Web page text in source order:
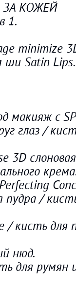
ЗА КОЖЕЙ
1.
minimize
ши Satin Lips.
макияж с
глаз /
3D
пудра /
кисть для
нюд.
для румян